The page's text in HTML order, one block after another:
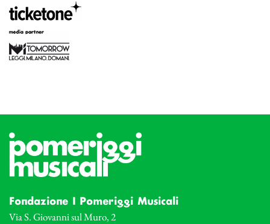
Fondazione I Pomeriggi Musicali
Via S. Giovanni sul Muro, 2